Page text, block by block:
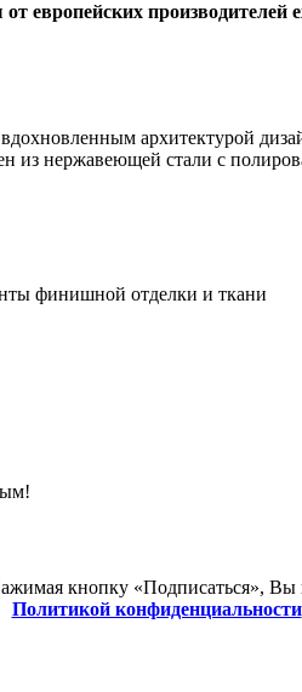
европейских производителей
архитектурой
из нержавеющей стали с
финишной отделки и ткани
кнопку «Подписаться», Вы
Политикой конфиденциальности